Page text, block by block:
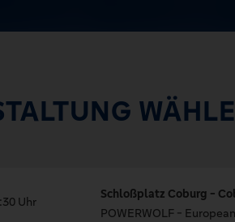
Uhr
Schloßplatz Coburg -
POWERWOLF -